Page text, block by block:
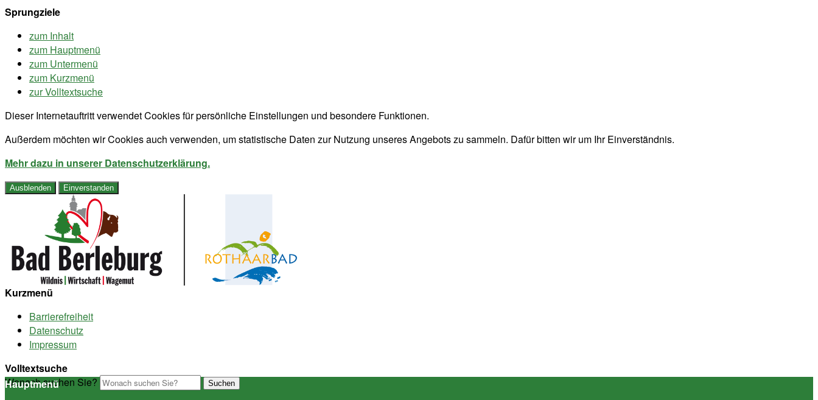
Sprungziele
zum Inhalt
zum Hauptmenü
zum Untermenü
zum Kurzmenü
zur Volltextsuche
Dieser Internetauftritt verwendet Cookies für persönliche Einstellungen und besondere Funktionen.
Außerdem möchten wir Cookies auch verwenden, um statistische Daten zur Nutzung unseres Angebots zu sammeln. Dafür bitten wir um Ihr Einverständnis.
Mehr dazu in unserer Datenschutzerklärung.
Ausblenden Einverstanden
Kurzmenü
Barrierefreiheit
Datenschutz
Impressum
Volltextsuche
Wonach suchen Sie?
Suchen
Hauptmenü